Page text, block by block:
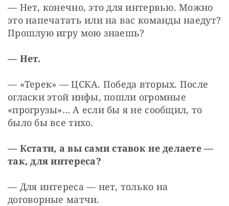
— Нет, конечно, это для интервью. Можно
это напечатать или на вас команды наедут?
Прошлую игру мою знаешь?
— Нет.
— «Терек» — ЦСКА. Победа вторых. После
огласки этой инфы, пошли огромные
«прогрузы»… А если бы я не сообщил, то
было бы все тихо.
— Кстати, а вы сами ставок не делаете —
так, для интереса?
— Для интереса — нет, только на
договорные матчи.